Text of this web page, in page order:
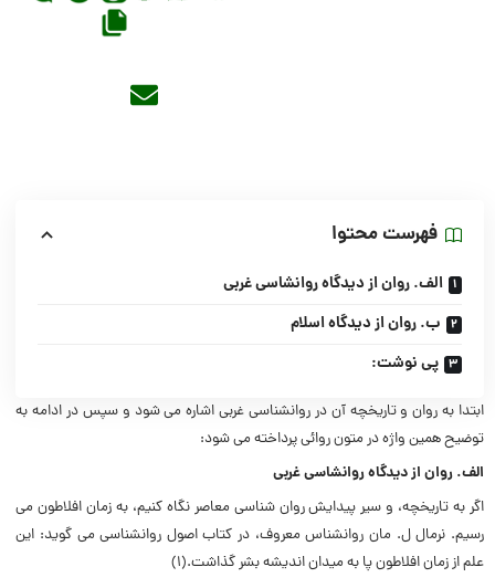
فهرست محتوا
الف. روان از دیدگاه روانشاسی غربی
ب. روان از دیدگاه اسلام
پی نوشت:
ابتدا به روان و تاریخچه آن در روانشناسی غربی اشاره می شود و سپس در ادامه به
توضیح همین واژه در متون روائی پرداخته می شود:
الف. روان از دیدگاه روانشاسی غربی
اگر به تاریخچه، و سیر پیدایش روان شناسی معاصر نگاه کنیم، به زمان افلاطون می
رسیم. نرمال ل. مان روانشناس معروف، در کتاب اصول روانشناسی می گوید: این
علم از زمان افلاطون پا به میدان اندیشه بشر گذاشت.(۱)